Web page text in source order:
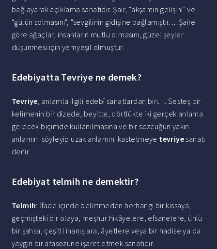
bağlayarak açıklama sanatıdır. Şair, "akşamın gelişini" ve
"gülün solmasını", "sevgilinin gidişine bağlamıştır. ... Şaire
göre ağaçlar, insanların mutlu olmasını, güzel şeyler
düşünmesi için yemyeşil olmuştur.
Edebiyatta Tevriye ne demek?
Tevriye, anlamla ilgili edebî sanatlardan biri. ... Sesteş bir
kelimenin bir dizede, beyitte, dörtlükte iki gerçek anlama
gelecek biçimde kullanılmasına ve bir sözcüğün yakın
anlamını söyleyip uzak anlamını kastetmeye tevriye sanatı
denir.
Edebiyat telmih ne demektir?
Telmih: İfade içinde belirtmeden herhangi bir kıssaya,
geçmişteki bir olaya, meşhur hikâyelere, efsanelere, ünlü
bir şahsa, çeşitli inanışlara, âyetlere veya bir hadise ya da
yaygın bir atasözüne işaret etmek sanatıdır.